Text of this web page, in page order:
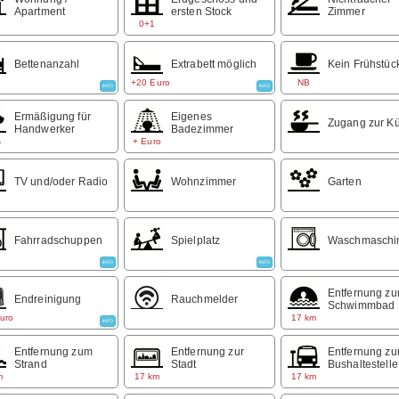
Nächten oder nach Absprache buchbar:
44 Euro/Nacht
01.04 - 31.10:
7 Nächten von Sa - Sa buchbar:49 Euro/Nacht
50 Euro
Rabatt 20%
Apartment
0+1
ersten Stock
Zimmer
Bettenanzahl
INFO +20 Euro
Extrabett möglich
INFO NB
Kein
Ermäßigung für
Handwerker
+ Euro
Eigenes
Badezimmer
Zugang zur
TV und/oder Radio Wohnzimmer Garten
Fahrradschuppen
INFO
Spielplatz
INFO
Endreinigung
INFO
Rauchmelder
17 km
Entfernung
Schwimmbad
Entfernung zum
Strand
17 km
Entfernung zur
Stadt
17 km
Entfernung
Bushaltestelle